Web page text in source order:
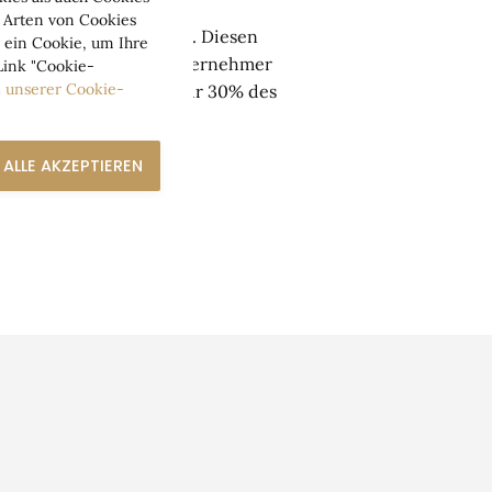
investierten Kapitals. Diesen
Fristen vom Bauunternehmer
der Bauphase nur 30% des
von Cookies
Cookie, um Ihre
"Cookie-
unserer Cookie-